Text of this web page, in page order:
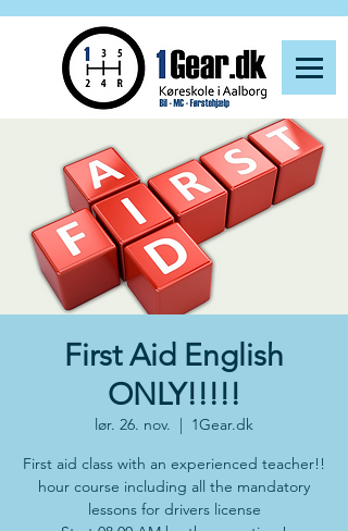
First Aid English
ONLY!!!!!
lør. 26. nov.
  |
1Gear.dk
First aid class with an experienced teacher!!
hour course including all the mandatory
lessons for drivers license